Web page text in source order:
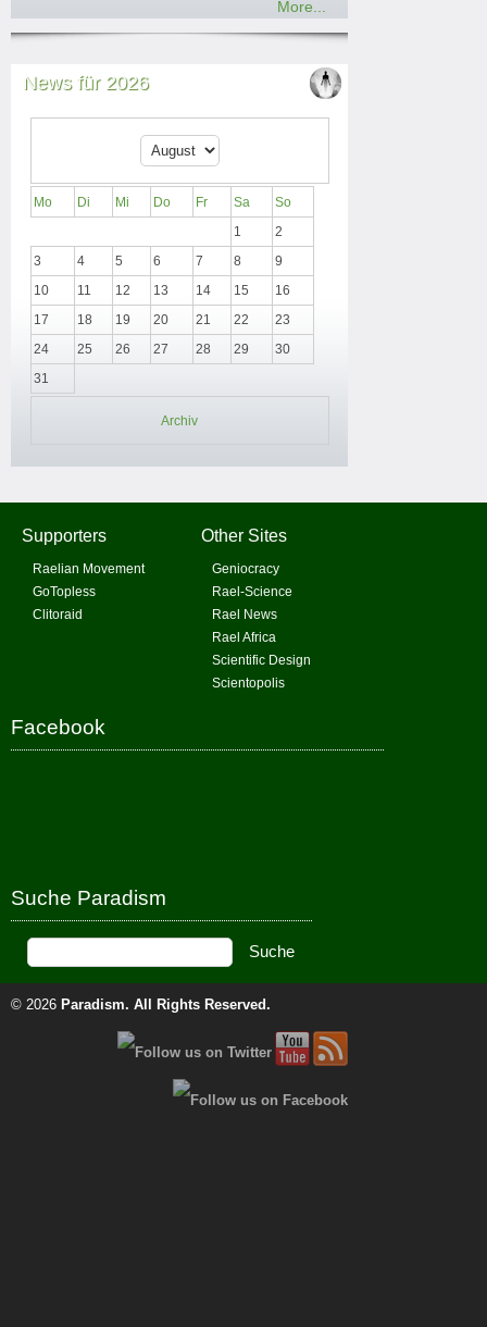
More...
News für 2026
Mo Di Mi Do Fr Sa
So
1
2
3
4 5 6 7 8
9
10
11 12 13 14 15
16
17
18 19 20 21 22
23
24
25 26 27 28 29
30
31
Archiv
Supporters
Raelian Movement
GoTopless
Clitoraid
Other Sites
Geniocracy
Rael-Science
Rael News
Rael Africa
Scientific Design
Scientopolis
Facebook
Suche Paradism
© 2026 Paradism. All Rights Reserved.